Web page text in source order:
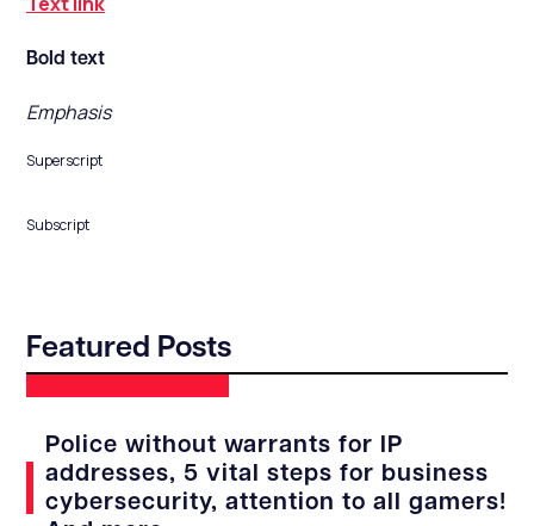
Bold text
Emphasis
Superscript
Subscript
Featured Posts
Police without warrants for IP
addresses, 5 vital steps for business
cybersecurity, attention to all gamers!